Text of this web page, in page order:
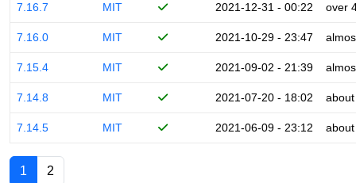
7.16.7 MIT 2021-12-31 - 00:22 over
7.16.0 MIT 2021-10-29 - 23:47
7.15.4 MIT 2021-09-02 - 21:39
7.14.8 MIT 2021-07-20 - 18:02
7.14.5 MIT 2021-06-09 - 23:12
1 2